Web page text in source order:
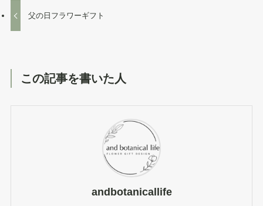
父の日フラワーギフト
この記事を書いた人
andbotanicallife